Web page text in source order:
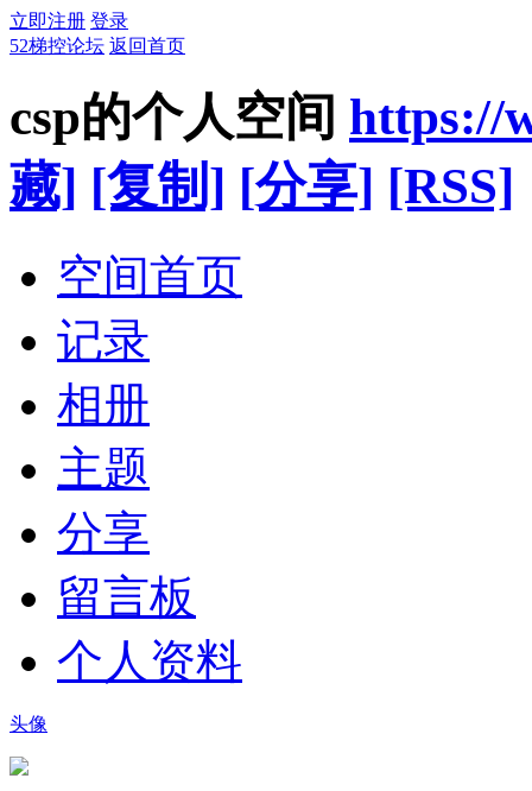
立即注册 登录
52梯控论坛 返回首页
csp的个人空间 https://
藏] [复制] [分享] [RSS]
空间首页
记录
相册
主题
分享
留言板
个人资料
头像